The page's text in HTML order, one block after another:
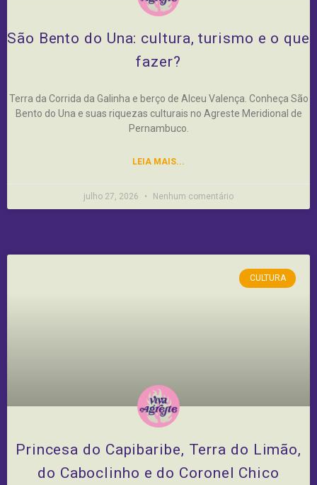
São Bento do Una: cultura, turismo e o que
fazer?
Terra da Corrida da Galinha e berço de Alceu Valença. Conheça São
Bento do Una e suas riquezas culturais no Agreste Meridional de
Pernambuco.
LEIA MAIS...
julho 27, 2026 Nenhum comentário
CULTURA
Princesa do Capibaribe, Terra do Limão,
do Caboclinho e do Coronel Chico